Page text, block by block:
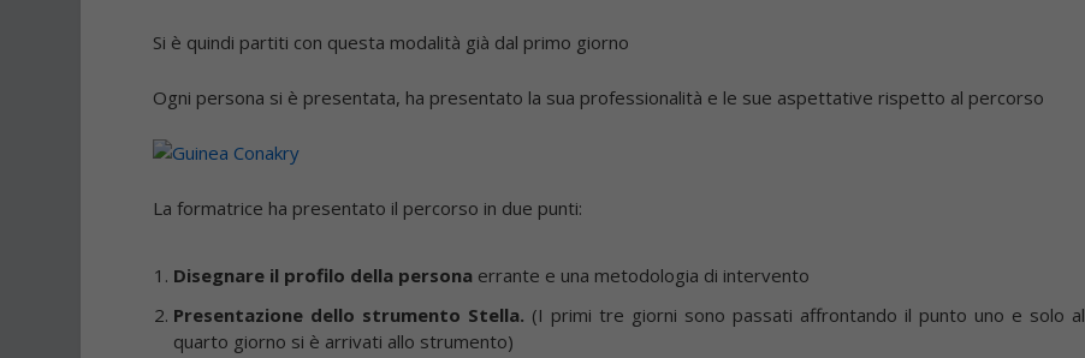
Si è quindi partiti con questa modalità già dal primo giorno
Ogni persona si è presentata, ha presentato la sua professionalità e le sue aspettative rispetto al percorso
La formatrice ha presentato il percorso in due punti:
Disegnare il profilo della persona errante e una metodologia di intervento
Presentazione dello strumento Stella. (I primi tre giorni sono passati affrontando il punto uno e solo al
quarto giorno si è arrivati allo strumento)